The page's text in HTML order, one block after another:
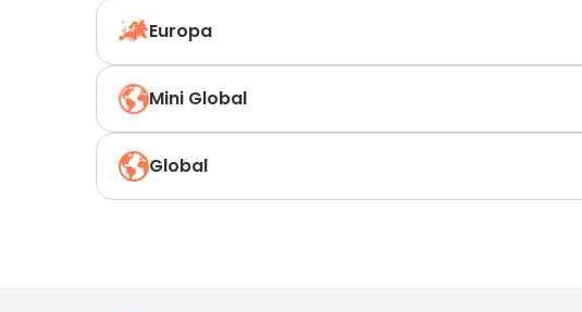
Europa
Mini Global
Global